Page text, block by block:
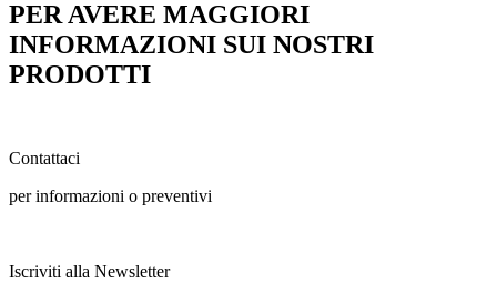
PER AVERE MAGGIORI
INFORMAZIONI SUI NOSTRI
PRODOTTI
Contattaci
per informazioni o preventivi
Iscriviti alla Newsletter